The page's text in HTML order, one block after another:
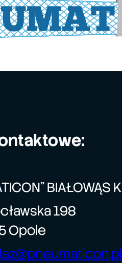
BIAŁOWĄS
198
Opole